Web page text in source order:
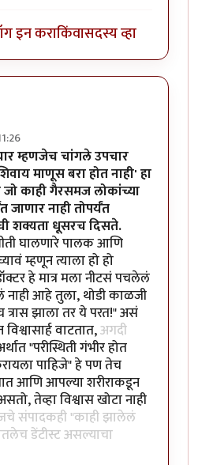
इन कराकिंवासदस्य व्हा
आवडलेbyघाटावरचे भट
म्हणजेच चांगले उपचार
माणूस बरा होत नाही' हा
काही गैरसमज लोकांच्या
नाही तोपर्यंत
शक्यता धूसरच दिसते.
घालणारे पालक आणि
म्हणून त्याला हो हो
हे मात्र मला नीटसं पचलेलं
नाही आहे तुला, थोडी काळजी
झाला तर ये परत!" असं
वाटतात,अगदी
"परीस्थिती गंभीर होत
पाहिजे" हे पण तेच
आणि आपल्या शरीराकडून
तेव्हा विश्वास खोटा नाही
संपादकही "काही झालेलं
डेंटीस्ट असल्याचा